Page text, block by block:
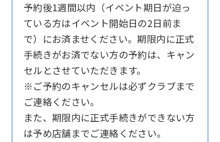
予約後1週間以内（イベント期日が迫っ
ている方はイベント開始日の2日前ま
で）にお済ませください。期限内に正式
手続きがお済でない方の予約は、キャン
セルとさせていただきます。
※ご予約のキャンセルは必ずクラブまで
ご連絡ください。
また、期限内に正式手続きができない方
は予め店舗までご連絡ください。
English.
Click
the
link
below
(start
translation)
to